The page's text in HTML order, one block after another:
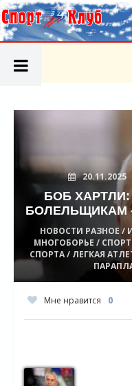
20.11.2025
БОБ
БОЛЕЛЬЩИКАМ
НОВОСТИ РАЗНОЕ /
МНОГОБОРЬЕ /
СПОРТА / ЛЕГКАЯ
Мне нравится 0